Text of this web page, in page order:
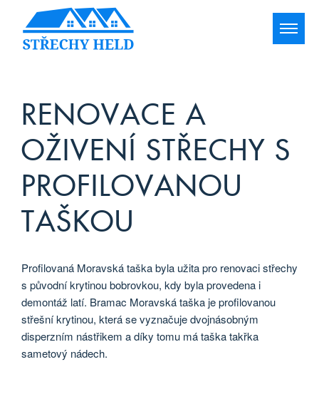
RENOVACE A
OŽIVENÍ STŘECHY S
PROFILOVANOU
TAŠKOU
Profilovaná Moravská taška byla užita pro renovaci střechy
s původní krytinou bobrovkou, kdy byla provedena i
demontáž latí. Bramac Moravská taška je profilovanou
střešní krytinou, která se vyznačuje dvojnásobným
disperzním nástřikem a díky tomu má taška takřka
sametový nádech.